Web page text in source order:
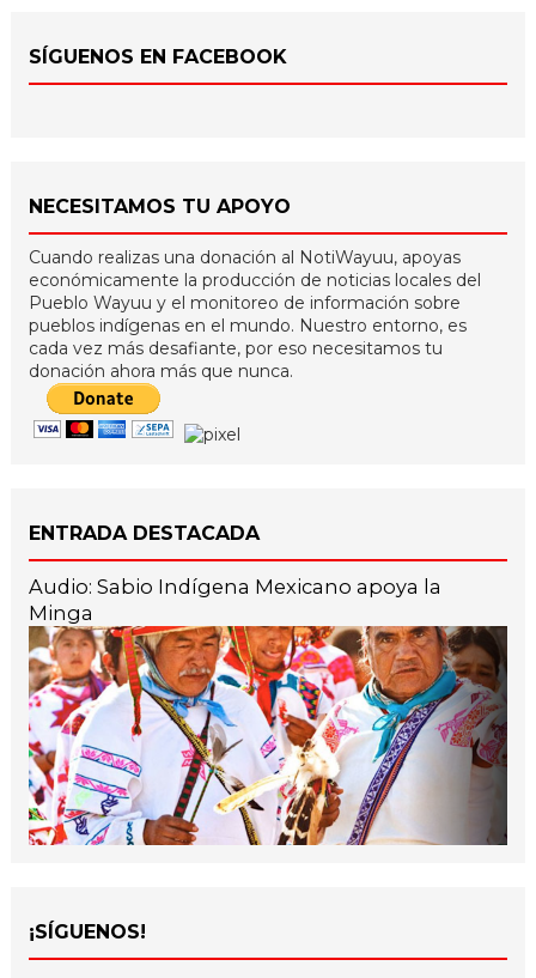
SÍGUENOS EN FACEBOOK
NECESITAMOS TU APOYO
Cuando realizas una donación al NotiWayuu, apoyas
económicamente la producción de noticias locales del
Pueblo Wayuu y el monitoreo de información sobre
pueblos indígenas en el mundo. Nuestro entorno, es
cada vez más desafiante, por eso necesitamos tu
donación ahora más que nunca.
ENTRADA DESTACADA
Audio: Sabio Indígena Mexicano apoya la
Minga
¡SÍGUENOS!